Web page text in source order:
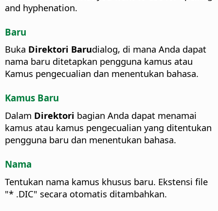
and hyphenation.
Baru
Buka Direktori Barudialog, di mana Anda dapat
nama baru ditetapkan pengguna kamus atau
Kamus pengecualian dan menentukan bahasa.
Kamus Baru
Dalam Direktori bagian Anda dapat menamai
kamus atau kamus pengecualian yang ditentukan
pengguna baru dan menentukan bahasa.
Nama
Tentukan nama kamus khusus baru. Ekstensi file
"* .DIC" secara otomatis ditambahkan.